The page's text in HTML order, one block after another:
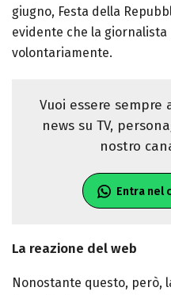
giugno, Festa della
evidente che la
volontariamente.
Vuoi essere
news su TV,
nostro
Entra nel
La reazione del web
Nonostante questo, però,